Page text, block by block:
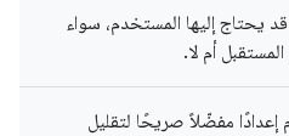
إليها المستخدم، سواء
أم لا.
مفضّلاً صريحًا لتقليل